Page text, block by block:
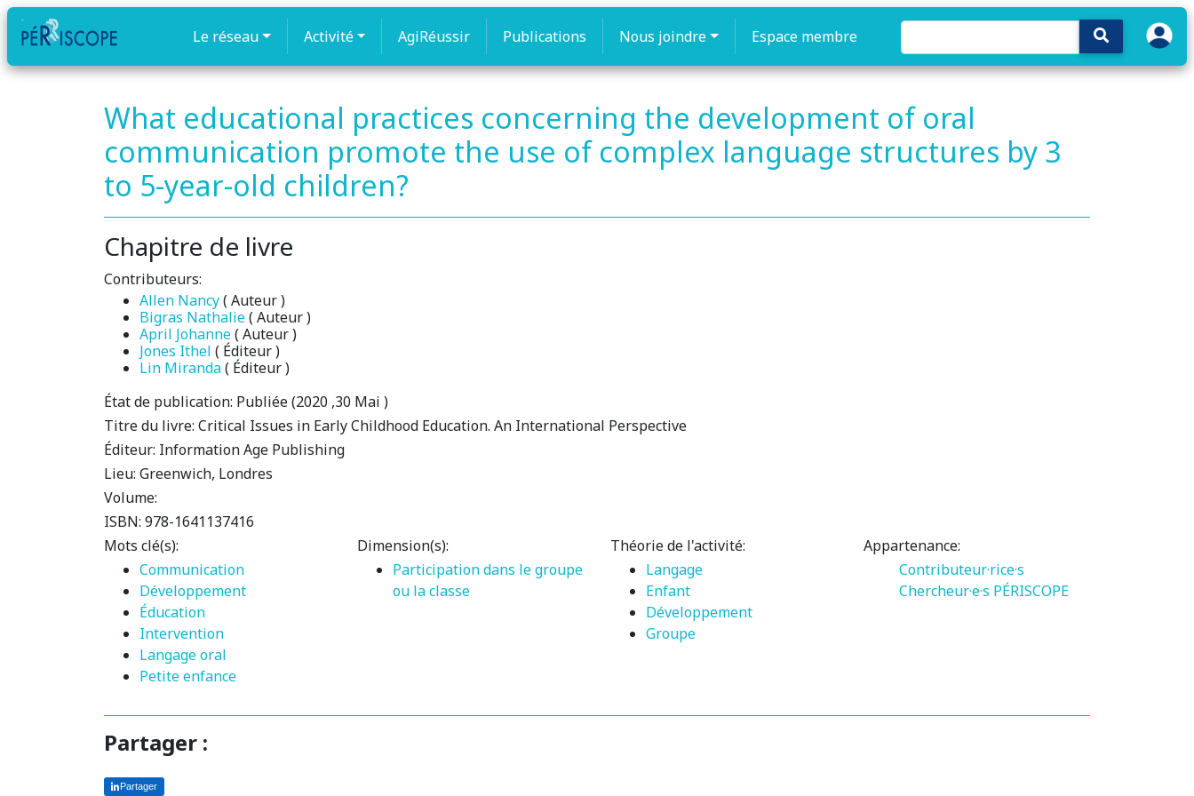
Le réseau Activité AgiRéussir Publications Nous joindre Espace membre
What educational practices concerning the development of oral
communication promote the use of complex language structures by 3
to 5-year-old children?
Chapitre de livre
Contributeurs:
Allen Nancy( Auteur )
Bigras Nathalie( Auteur )
April Johanne( Auteur )
Jones Ithel ( Éditeur )
Lin Miranda( Éditeur )
État de publication: Publiée (2020 ,30 Mai )
Titre du livre: Critical Issues in Early Childhood Education. An International Perspective
Éditeur: Information Age Publishing
Lieu: Greenwich, Londres
Volume:
ISBN: 978-1641137416
Mots clé(s):
Communication
Développement
Éducation
Intervention
Langage oral
Petite enfance
Dimension(s):
Participation dans le groupe
ou la classe
Théorie de l'activité:
Langage
Enfant
Développement
Groupe
Appartenance:
Contributeur·rice·s
Chercheur·e·s PÉRISCOPE
Partager :
Partager